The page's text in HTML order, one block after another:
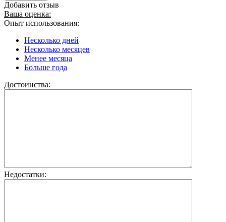
Добавить отзыв
Ваша оценка:
Опыт использования:
Несколько дней
Несколько месяцев
Менее месяца
Больше года
Достоинства:
Недостатки: